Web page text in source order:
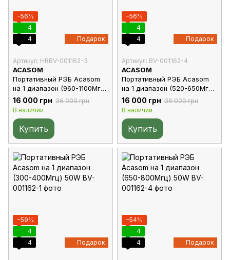
Подарок
−56%
4
4
Артикул: HRBV-001162-3
ACASOM
Портативный РЭБ Acasom
на 1 диапазон (960-1100Мгц)
50W
16 000 грн 36 000 грн
В наличии
Купить
Подарок
−56%
4
4
Артикул: BV-001162-4
ACASOM
Портативный РЭБ Acasom
на 1 диапазон (520-650Мгц)
50W
16 000 грн 36 000 грн
В наличии
Купить
Подарок
−59%
4
4
Подарок
−54%
4
4